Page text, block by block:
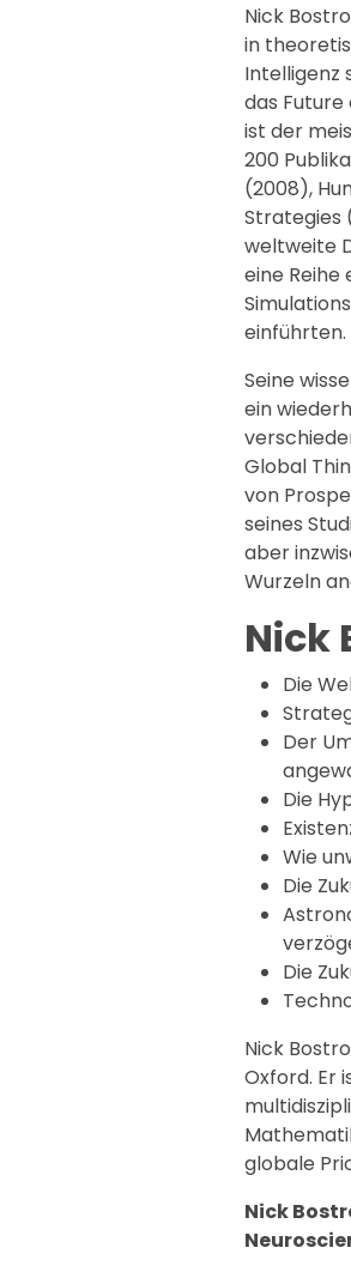
Nick
in
Intelligenz
das
ist der
200
(2008),
Strategies
weltweite
eine
einführten.
Seine
ein
Global
von
seines
aber
Wurzeln
Nick
Die
Der
Die
Wie
Die
Die
Nick
Oxford. Er
globale
Nick